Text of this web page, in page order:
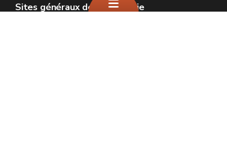
Sites généraux de la Wallonie